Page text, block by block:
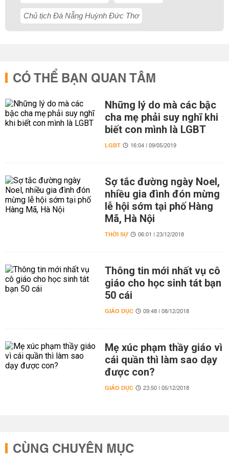
Chủ tịch Đà Nẵng Huỳnh Đức Thơ
CÓ THỂ BẠN QUAN TÂM
Những lý do mà các bậc
cha mẹ phải suy nghĩ khi
biết con mình là LGBT
LGBT 16:04 | 09/05/2019
Sợ tắc đường ngày Noel,
nhiều gia đình đón mừng
lễ hội sớm tại phố Hàng
Mã, Hà Nội
THỜI SỰ 06:01 | 23/12/2018
Thông tin mới nhất vụ cô
giáo cho học sinh tát bạn
50 cái
GIÁO DỤC 09:48 | 08/12/2018
Mẹ xúc phạm thầy giáo vì
cái quần thì làm sao dạy
được con?
GIÁO DỤC 23:50 | 05/12/2018
CÙNG CHUYÊN MỤC